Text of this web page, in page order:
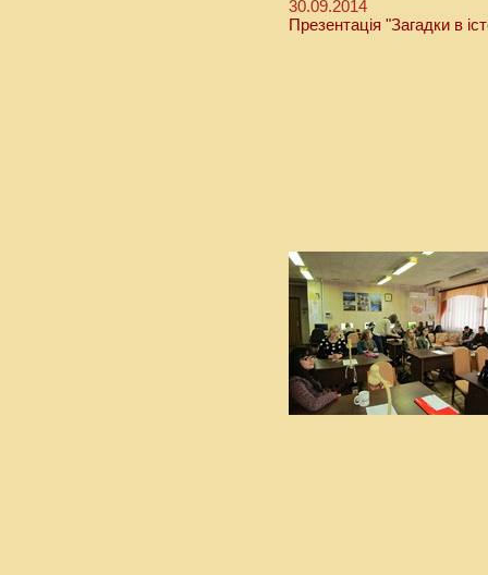
30.09.2014
Презентація "Загадки в